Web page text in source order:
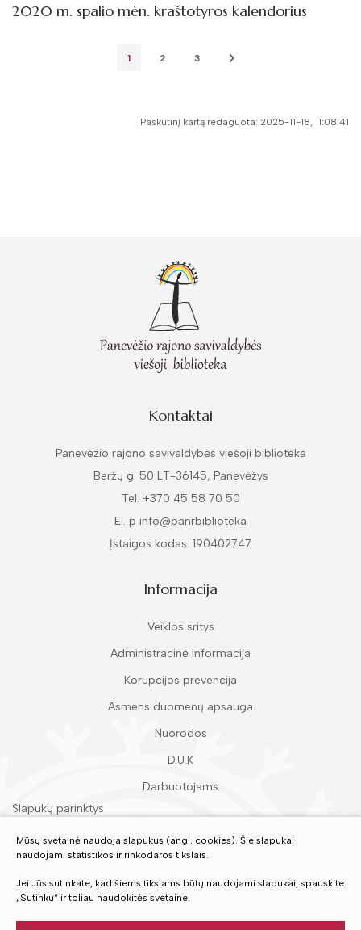
2020 m. spalio mėn. kraštotyros kalendorius
1 2 3
Paskutinį kartą redaguota: 2025-11-18, 11:08:41
Kontaktai
Panevėžio rajono savivaldybės viešoji biblioteka
Beržų g. 50 LT-36145, Panevėžys
Tel. +370 45 58 70 50
El. p info@panrbiblioteka
Įstaigos kodas: 190402747
Informacija
Veiklos sritys
Administracinė informacija
Korupcijos prevencija
Asmens duomenų apsauga
Nuorodos
D.U.K
Darbuotojams
Slapukų parinktys
Įvertinkite mūsų paslaugas
Mūsų svetainė naudoja slapukus (angl. cookies). Šie slapukai
naudojami statistikos ir rinkodaros tikslais.
Jei Jūs sutinkate, kad šiems tikslams būtų naudojami slapukai, spauskite
„Sutinku“ ir toliau naudokitės svetaine.